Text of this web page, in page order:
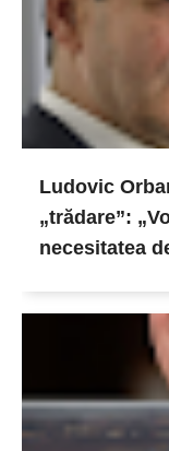
Ludovic
„trădare”:
necesitatea